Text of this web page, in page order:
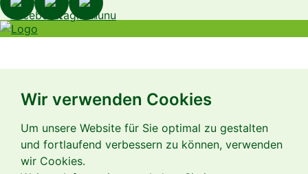
Wir verwenden Cookies
Um unsere Website für Sie optimal zu gestalten
und fortlaufend verbessern zu können, verwenden
wir Cookies.